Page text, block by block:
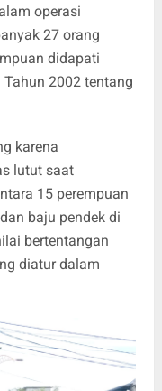
operasi
27 orang
didapati
2002 tentang
karena
lutut saat
15 perempuan
baju pendek di
bertentangan
diatur dalam